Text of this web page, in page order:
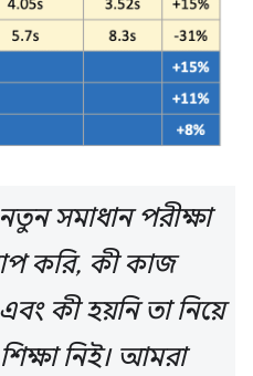
সমাধান পরীক্ষা
করি, কী কাজ
কী হয়নি তা নিয়ে
নিই। আমরা